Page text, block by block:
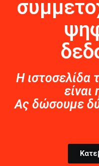
Η ιστοσελίδα
Ας δώσουμε